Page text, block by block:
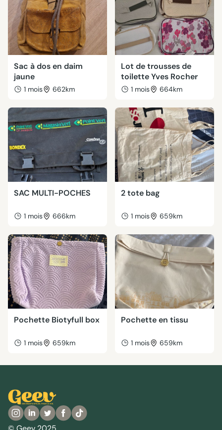
Sac à dos en daim
jaune
1 mois 662km
Lot de trousses de
toilette Yves Rocher
1 mois 664km
SAC MULTI-POCHES
1 mois 666km
2 tote bag
1 mois 659km
Pochette Biotyfull box
1 mois 659km
Pochette en tissu
1 mois 659km